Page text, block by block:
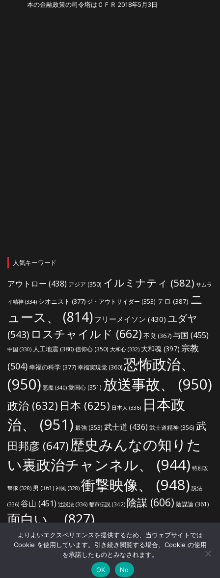
本の金融政策の司令塔はＣＦＲ 2018年5月3日
人気キーワード
アウトロー (438) アジア (350) イルミナティ (582) サムラ
イ精神 (334) シオニスト (377) ジ・アウトサイダー (353) テロ (387) ニ
ュース、
(814) フリーメイソン (430) ユダヤ
(543) ロスチャイルド (662) 不良 (367)与国 (455)
中国 (330) 人工地震(380)信仰心 (350) 大和心 (332) 大和魂 (397) 宗教
(504)幸福の科学(377)幸福実現党 (360)恐怖政治、
(950) 悪魔 (340) 愛国心 (351) 放送事故、 (950)
政治 (632) 日本 (625) 日本人 (336) 日本政
治、
(951) 最強 (353) 武士道 (436) 武士道精神 (356) 武
田邦彦 (647)歴史みんなの知りた
い裏政治チャンネル、
(944) 特別攻
撃隊 (328) 男 (361) 神風 (328) 衝撃映像、 (948) 説法
(336) 谷山 (451) 辻説法 (336) 都市伝説 (342) 陰謀 (606) 陰謀論 (361)
面白い、(827)
プライバシーポリシー
著作権・肖像権について
よりよいエクスペリエンスを提供するため、当ウェブサイトでは
Cookie を使用しています。引き続き閲覧する場合、Cookie の使用
を承諾したものとみなされます。
OK
No